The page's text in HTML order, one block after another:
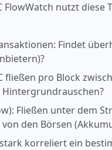
FlowWatch nutzt
Findet
fließen pro Block
Fließen unter dem
den Börsen
korreliert ein